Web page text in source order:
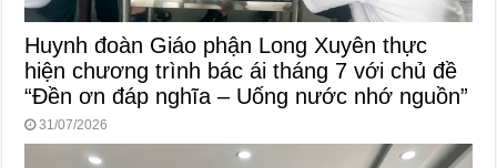
Huynh đoàn Giáo phận Long Xuyên thực
hiện chương trình bác ái tháng 7 với chủ đề
“Đền ơn đáp nghĩa – Uống nước nhớ nguồn”
31/07/2026